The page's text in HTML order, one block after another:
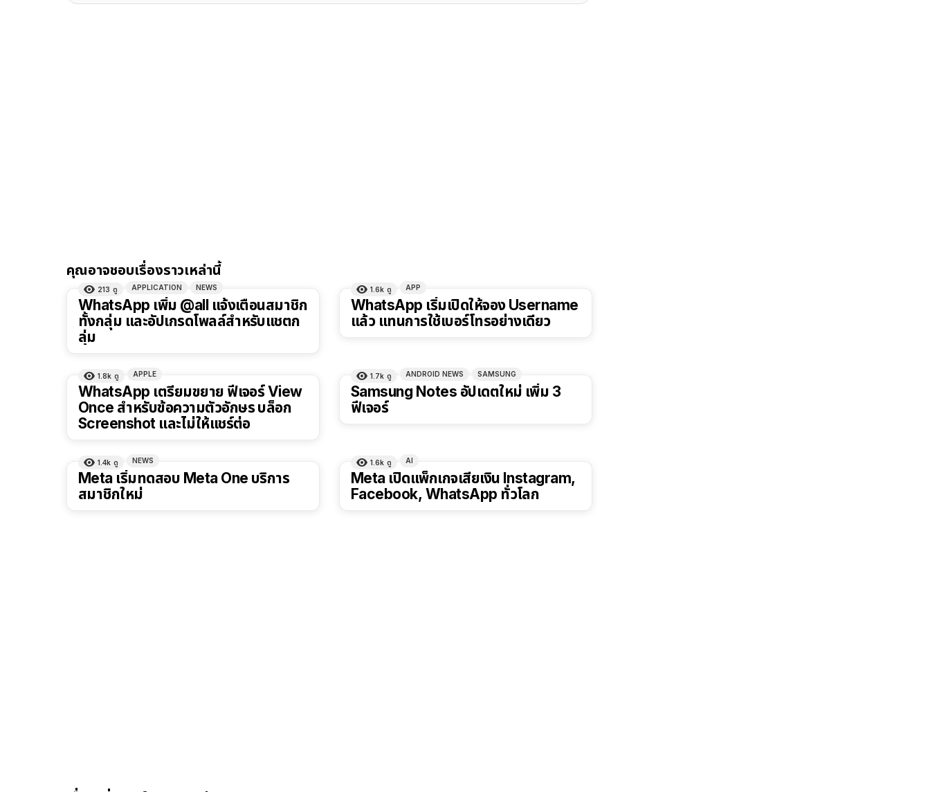
คุณอาจชอบเรื่องราวเหล่านี้
213 ดู APPLICATION NEWS
WhatsApp เพิ่ม @all แจ้งเตือนสมาชิก
ทั้งกลุ่ม และอัปเกรดโพลล์สำหรับแชตก
ลุ่ม
1.6k ดู APP
WhatsApp เริ่มเปิดให้จอง Username
แล้ว แทนการใช้เบอร์โทรอย่างเดียว
1.8k ดู APPLE
WhatsApp เตรียมขยาย ฟีเจอร์ View
Once สำหรับข้อความตัวอักษร บล็อก
Screenshot และไม่ให้แชร์ต่อ
1.7k ดู ANDROID NEWS SAMSUNG
Samsung Notes อัปเดตใหม่ เพิ่ม 3
ฟีเจอร์
1.4k ดู NEWS
Meta เริ่มทดสอบ Meta One บริการ
สมาชิกใหม่
1.6k ดู AI
Meta เปิดแพ็กเกจเสียเงิน Instagram,
Facebook, WhatsApp ทั่วโลก